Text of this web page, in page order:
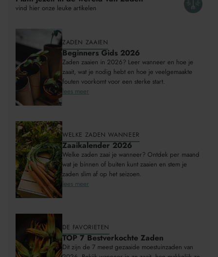
aanvind hier onze leuke artikelen
ZADEN ZAAIEN
Beginners Gids 2026
Zaden zaaien in 2026? Leer wanneer en hoe je
zaait, wat je nodig hebt en hoe je veelgemaakte
fouten voorkomt voor een sterke start.
lees meer
WELKE ZADEN WANNEER
Zaaikalender 2026
Welke zaden zaai je wanneer? Ontdek per maand
wat je binnen of buiten kunt zaaien en stem je
zaden slim af op het seizoen.
lees meer
DE FAVORIETEN
TOP 7 Bestverkochte Zaden
Dit zijn de 7 meest gezaaide moestuinzaden van